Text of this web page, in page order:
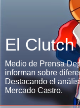
El Clutch
Medio de Prensa
informan sobre
Destacando el
Mercado Castro.